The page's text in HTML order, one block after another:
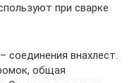
при сварке
соединения внахлест.
общая